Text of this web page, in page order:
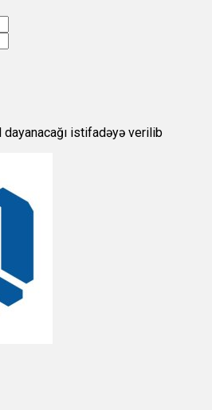
dayanacağı istifadəyə verilib